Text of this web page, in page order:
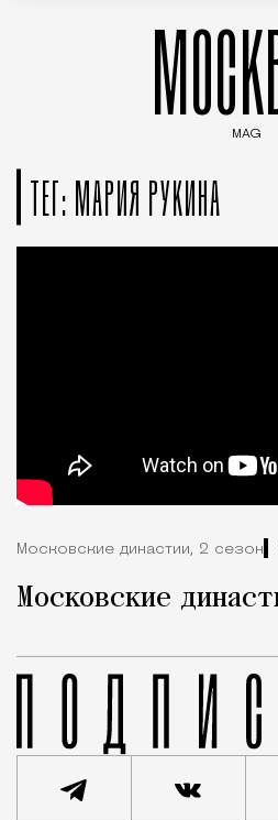
MAG
ТЕГ: МАРИЯ РУКИНА
Московские династии, 2 сезон
Московские